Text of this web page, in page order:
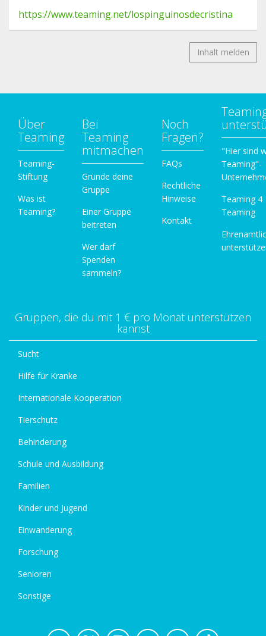
https://www.teaming.net/lospinguinosdecristina
Inhalt melden
Über
Teaming
Teaming-
Stiftung
Was ist
Teaming?
Bei
Teaming
mitmachen
Gründe deine
Gruppe
Einer Gruppe
beitreten
Wer darf
Spenden
sammeln?
Noch
Fragen?
FAQs
Rechtliche
Hinweise
Kontakt
"Hier sind
Teaming"-
Teaming 4
Teaming
Gruppen, die du mit 1 € pro Monat unterstützen
kannst
Sucht
Hilfe für Kranke
Internationale Kooperation
Tierschutz
Behinderung
Schule und Ausbildung
Familien
Kinder und Jugend
Einwanderung
Forschung
Senioren
Sonstige